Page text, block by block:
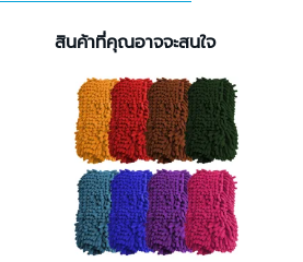
สินค้าที่คุณอาจจะสนใจ
เพิ่มใน
รายการ
โปรด